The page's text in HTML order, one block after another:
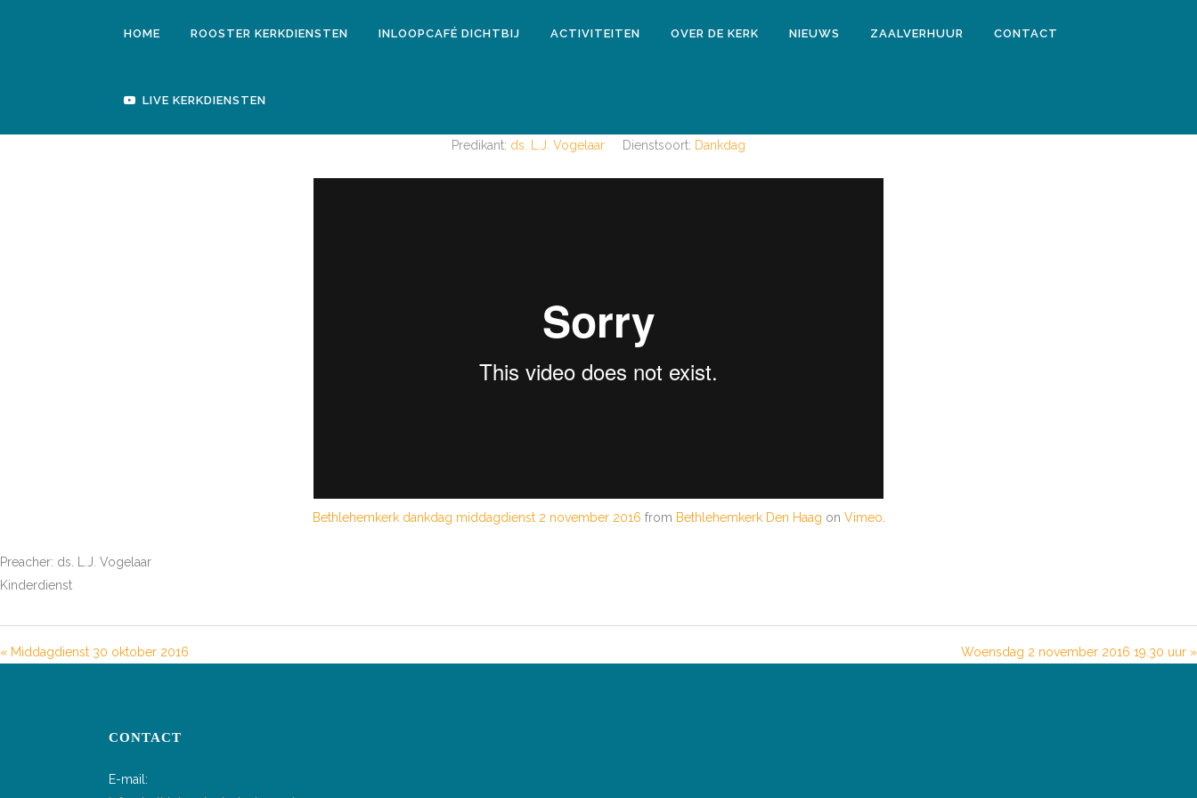
HOME ROOSTER KERKDIENSTEN INLOOPCAFÉ DICHTBIJ ACTIVITEITEN OVER DE KERK NIEUWS ZAALVERHUUR CONTACT
LIVE KERKDIENSTEN
Predikant: ds. L.J. Vogelaar Dienstsoort: Dankdag
Bethlehemkerk dankdag middagdienst 2 november 2016 from Bethlehemkerk Den Haag on Vimeo
Preacher: ds. L.J. Vogelaar
Kinderdienst
« Middagdienst 30 oktober 2016 Woensdag 2 november 2016 19.30 uur »
CONTACT
E-mail: